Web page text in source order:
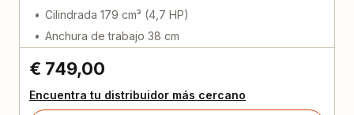
Cilindrada 179 cm³ (4,7 HP)
Anchura de trabajo 38 cm
€ 749,00
Encuentra tu distribuidor más cercano